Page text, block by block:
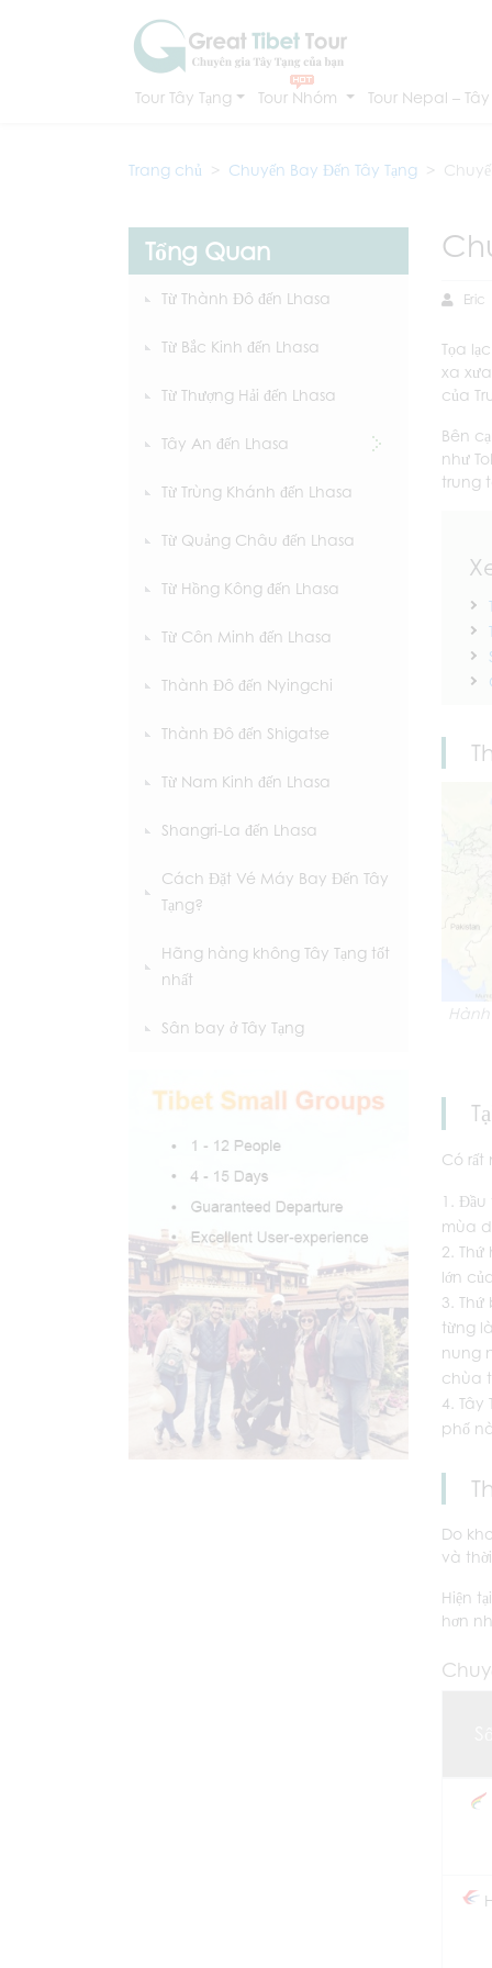
Tour Tây Tạng Tour Nhóm Tour Nepal – Tây
Trang chủ Chuyến Bay Đến Tây Tạng
Tổng Quan
Từ Thành Đô đến Lhasa
Từ Bắc Kinh đến Lhasa
Từ Thượng Hải đến Lhasa
Tây An đến Lhasa
Từ Trùng Khánh đến Lhasa
Từ Quảng Châu đến Lhasa
Từ Hồng Kông đến Lhasa
Từ Côn Minh đến Lhasa
Thành Đô đến Nyingchi
Thành Đô đến Shigatse
Từ Nam Kinh đến Lhasa
Shangri-La đến Lhasa
Cách Đặt Vé Máy Bay Đến Tây
Tạng?
Hãng hàng không Tây Tạng tốt
nhất
Sân bay ở Tây Tạng
Eric
Tọa
xa
của
Bên
như
trung
Hành
Có
Đầu
mùa
Thứ
lớn
Thứ
từng
nung
chùa
Tây
phố
Do
và
Hiện
hơn